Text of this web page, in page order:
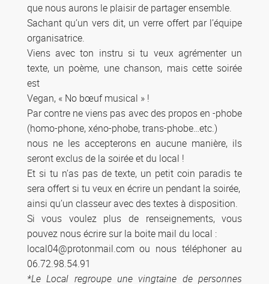
que nous aurons le plaisir de partager ensemble.
Sachant qu’un vers dit, un verre offert par l’équipe
organisatrice.
Viens avec ton instru si tu veux agrémenter un
texte, un poème, une chanson, mais cette soirée
est
Vegan, « No bœuf musical » !
Par contre ne viens pas avec des propos en -phobe
(homo-phone, xéno-phobe, trans-phobe…etc.)
nous ne les accepterons en aucune manière, ils
seront exclus de la soirée et du local !
Et si tu n’as pas de texte, un petit coin paradis te
sera offert si tu veux en écrire un pendant la soirée,
ainsi qu’un classeur avec des textes à disposition.
Si vous voulez plus de renseignements, vous
pouvez nous écrire sur la boite mail du local :
local04@protonmail.com ou nous téléphoner au
06.72.98.54.91
*Le Local regroupe une vingtaine de personnes